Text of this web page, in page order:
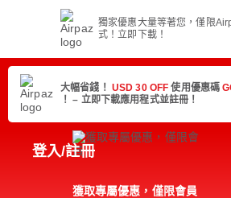
獨家優惠大量等著您，僅限
式！立即下載！
大幅省錢！ USD 30 OFF使用優惠碼
！ – 立即下載應用程式並註冊！
登入/註冊
獲取專屬優惠，僅限會員